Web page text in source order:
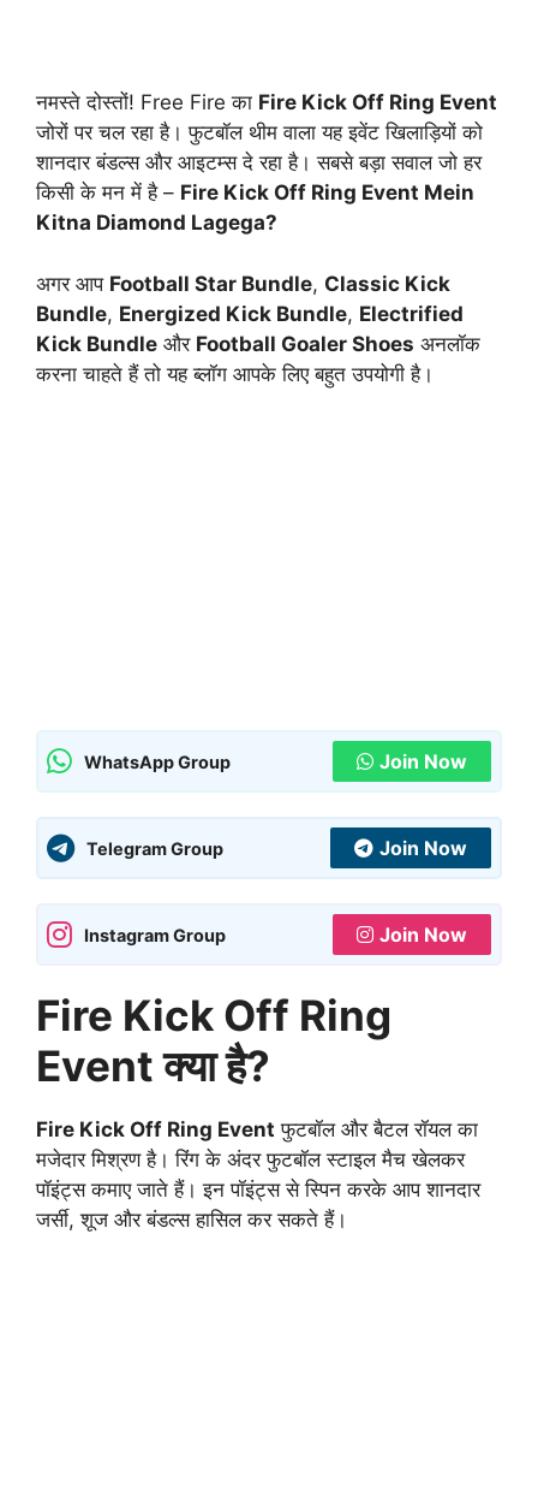
नमस्ते दोस्तों! Free Fire का Fire Kick Off Ring Event
जोरों पर चल रहा है। फुटबॉल थीम वाला यह इवेंट खिलाड़ियों को
शानदार बंडल्स और आइटम्स दे रहा है। सबसे बड़ा सवाल जो हर
किसी के मन में है – Fire Kick Off Ring Event Mein
Kitna Diamond Lagega?
अगर आप Football Star Bundle, Classic Kick
Bundle, Energized Kick Bundle, Electrified
Kick Bundle और Football Goaler Shoes अनलॉक
करना चाहते हैं तो यह ब्लॉग आपके लिए बहुत उपयोगी है।
WhatsApp Group Join Now
Telegram Group Join Now
Instagram Group Join Now
Fire Kick Off Ring
Event क्या है?
Fire Kick Off Ring Event फुटबॉल और बैटल रॉयल का
मजेदार मिश्रण है। रिंग के अंदर फुटबॉल स्टाइल मैच खेलकर
पॉइंट्स कमाए जाते हैं। इन पॉइंट्स से स्पिन करके आप शानदार
जर्सी, शूज और बंडल्स हासिल कर सकते हैं।